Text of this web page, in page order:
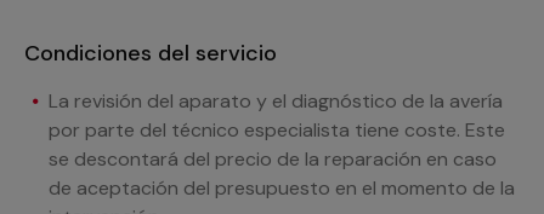
Condiciones del servicio
La revisión del aparato y el diagnóstico de la avería
por parte del técnico especialista tiene coste. Este
se descontará del precio de la reparación en caso
de aceptación del presupuesto en el momento de la